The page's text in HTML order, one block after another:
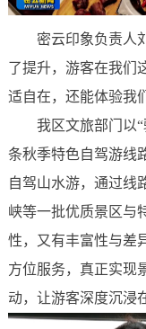
密云印象负责人
了提升，游客在我们
适自在，还能体验我
我区文旅部门以
条秋季特色自驾游线
自驾山水游，通过线
峡等一批优质景区与
性，又有丰富性与差
方位服务，真正实现
动，让游客深度沉浸